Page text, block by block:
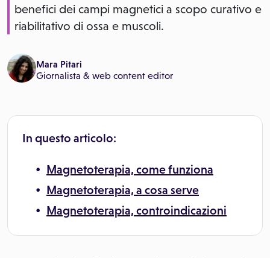
benefici dei campi magnetici a scopo curativo e
riabilitativo di ossa e muscoli.
Mara Pitari
Giornalista & web content editor
In questo articolo:
Magnetoterapia, come funziona
Magnetoterapia, a cosa serve
Magnetoterapia, controindicazioni